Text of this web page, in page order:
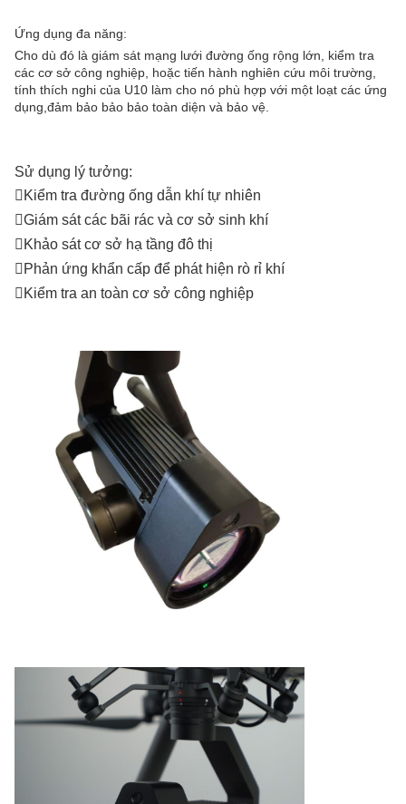
Ứng dụng đa năng:
Cho dù đó là giám sát mạng lưới đường ống rộng lớn, kiểm tra
các cơ sở công nghiệp, hoặc tiến hành nghiên cứu môi trường,
tính thích nghi của U10 làm cho nó phù hợp với một loạt các ứng
dụng,đảm bảo bảo bảo toàn diện và bảo vệ.
Sử dụng lý tưởng:
Kiểm tra đường ống dẫn khí tự nhiên
Giám sát các bãi rác và cơ sở sinh khí
Khảo sát cơ sở hạ tầng đô thị
Phản ứng khẩn cấp để phát hiện rò rỉ khí
Kiểm tra an toàn cơ sở công nghiệp